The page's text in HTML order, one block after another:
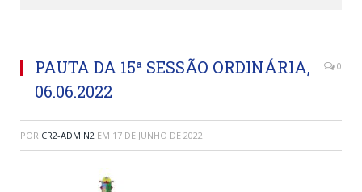
PAUTA DA 15ª SESSÃO ORDINÁRIA,
06.06.2022
0
POR CR2-ADMIN2 EM 17 DE JUNHO DE 2022